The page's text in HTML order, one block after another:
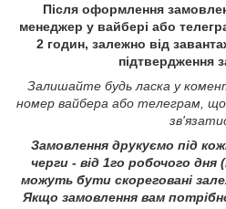
Після оформлення
менеджер у вайбері або
2 годин, залежно від
підтвердження
Залишайте будь ласка у
номер вайбера або телеграм,
Замовлення друкуємо під
черги - від 1го робочого
можуть бути скореговані
Якщо замовлення вам